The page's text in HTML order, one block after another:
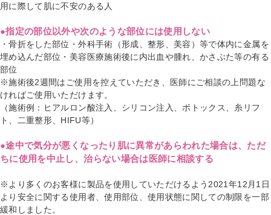
用に際して肌に不安のある人
●指定の部位以外や次のような部位には使用しない
・骨折をした部位・外科手術（形成、整形、美容）等で体内に金属を
埋め込んだ部位・美容医療施術後に内出血や腫れ、かさぶた等の有る
部位
※施術後2週間はご使用を控えていただき、医師にご相談の上問題な
ければご使用いただけます。
（施術例：ヒアルロン酸注入、シリコン注入、ボトックス、糸リフ
ト、二重整形、HIFU等）
●途中で気分が悪くなったり肌に異常があらわれた場合は、ただ
ちに使用を中止し、治らない場合は医師に相談する
※より多くのお客様に製品を使用していただけるよう2021年12月1日
より安全に関する使用者、使用部位、使用状態に関しての制限を一部
緩和しました。